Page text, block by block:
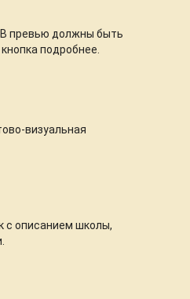
В превью должны быть
подробнее.
визуальная
с описанием школы,